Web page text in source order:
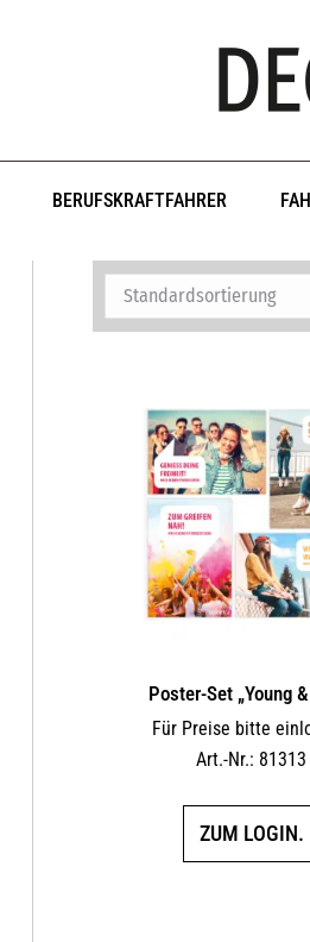
BERUFSKRAFTFAHRER
Poster-Set „Young
Für Preise bitte
Art.-Nr.: 81313
ZUM LOGIN.